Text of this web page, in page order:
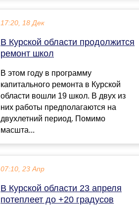
17:20, 18 Дек
В Курской области продолжится
ремонт школ
В этом году в программу
капитального ремонта в Курской
области вошли 19 школ. В двух из
них работы предполагаются на
двухлетний период. Помимо
масшта...
07:10, 23 Апр
В Курской области 23 апреля
потеплеет до +20 градусов